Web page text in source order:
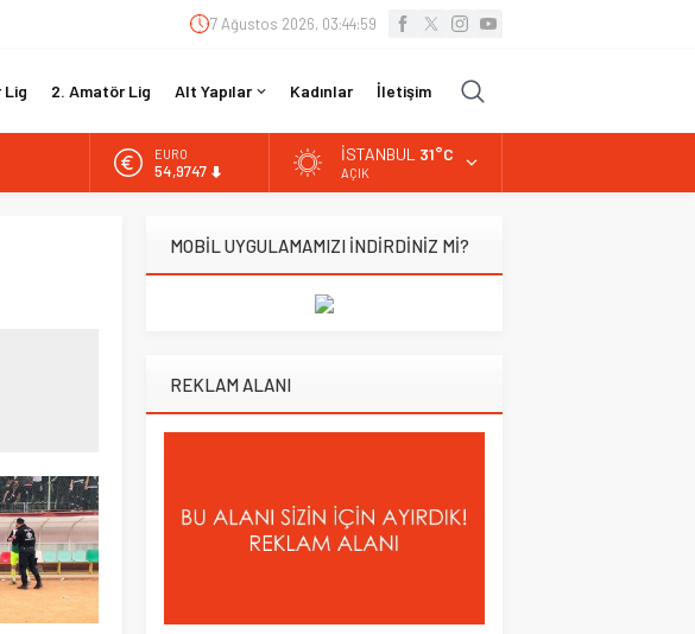
7 Ağustos 2026, 03:45:00
Lig 2. Amatör Lig Alt Yapılar Kadınlar İletişim
EURO
54,9747
BİST
İSTANBUL 31°C
AÇIK
MOBİL UYGULAMAMIZI İNDİRDİNİZ Mİ?
REKLAM ALANI